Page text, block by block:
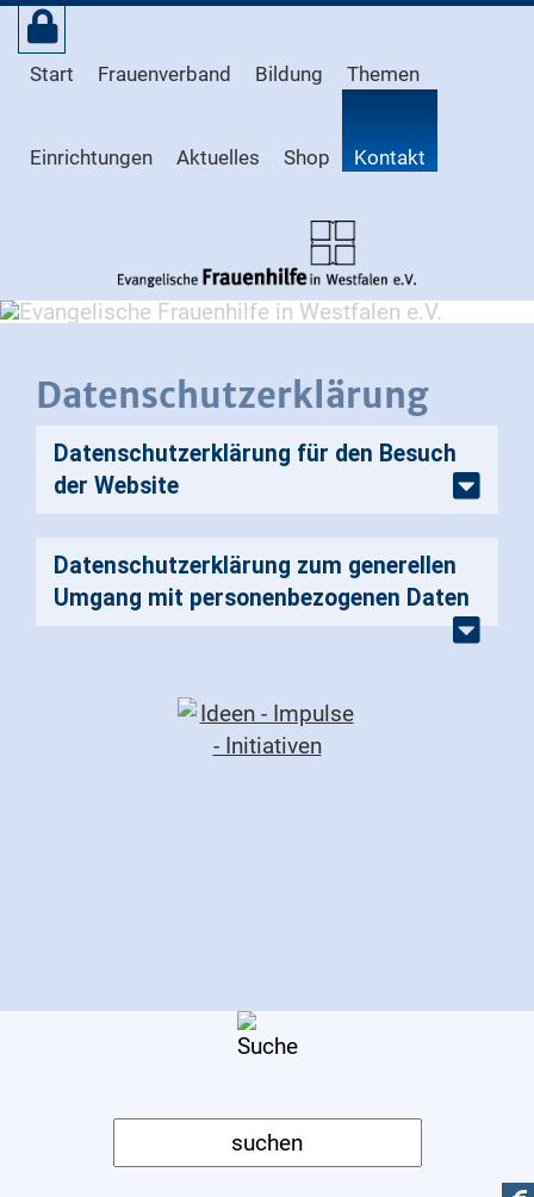
Start Frauenverband Bildung Themen
Einrichtungen Aktuelles Shop Kontakt
Datenschutzerklärung
Datenschutzerklärung für den Besuch
der Website
Datenschutzerklärung zum generellen
Umgang mit personenbezogenen Daten